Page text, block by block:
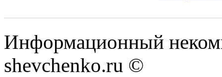
Информационный
shevchenko.ru ©